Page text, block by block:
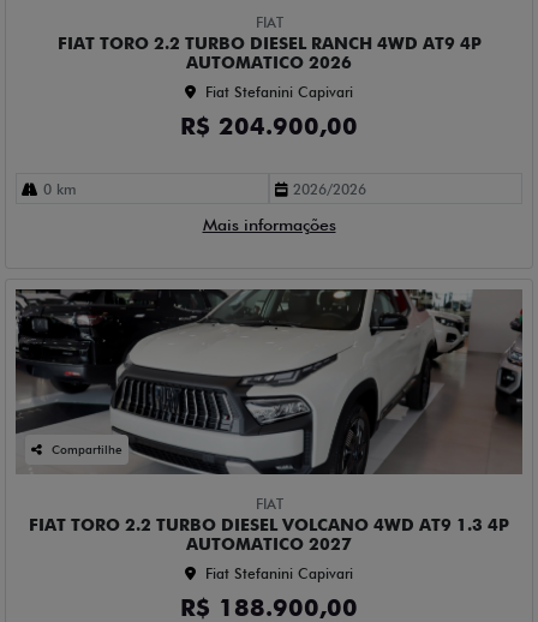
FIAT
FIAT TORO 2.2 TURBO DIESEL RANCH 4WD AT9 4P
AUTOMATICO 2026
Fiat Stefanini Capivari
R$ 204.900,00
0 km 2026/2026
Mais informações
Compartilhe
FIAT
FIAT TORO 2.2 TURBO DIESEL VOLCANO 4WD AT9 1.3 4P
AUTOMATICO 2027
Fiat Stefanini Capivari
R$ 188.900,00